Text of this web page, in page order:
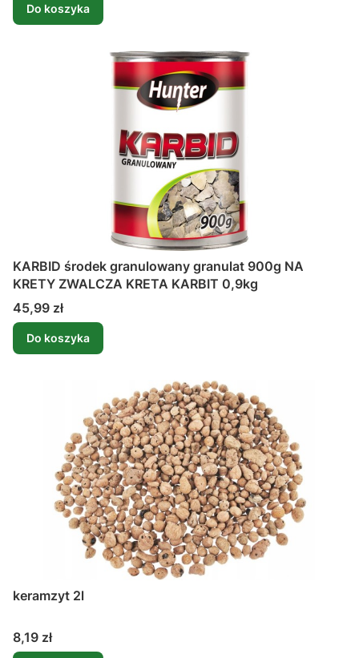
Do koszyka
KARBID środek granulowany granulat 900g NA
KRETY ZWALCZA KRETA KARBIT 0,9kg
Cena
45,99 zł
Do koszyka
keramzyt 2l
Cena
8,19 zł